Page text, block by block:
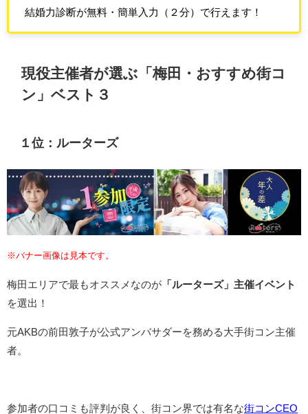
結婚力診断が無料・簡単入力（２分）で行えます！
現役主催者が選ぶ「梅田・おすすめ街コ
ン」ベスト３
１位：ルーターズ
※バナー画像は見本です。
梅田エリアで最もオススメなのが 「ルーターズ」主催イベント
を選出！
元AKBの前田敦子が公式アンバサダーを務める大手街コン主催
者。
参加者の口コミも評判が良く、街コン界では有名な街コンCEO